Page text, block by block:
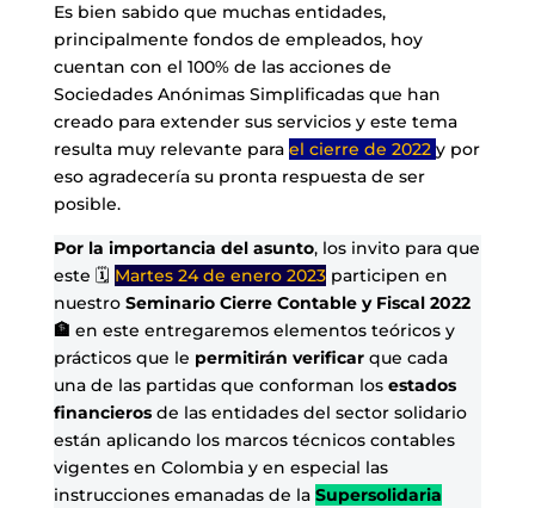
Es bien sabido que muchas entidades,
principalmente fondos de empleados, hoy
cuentan con el 100% de las acciones de
Sociedades Anónimas Simplificadas que han
creado para extender sus servicios y este tema
resulta muy relevante para el cierre de 2022 y por
eso agradecería su pronta respuesta de ser
posible.
Por la importancia del asunto, los invito para que
este 🗓️ Martes 24 de enero 2023participen en
nuestro Seminario Cierre Contable y Fiscal 2022
🏦 en este entregaremos elementos teóricos y
prácticos que le permitirán verificar que cada
una de las partidas que conforman los estados
financierosde las entidades del sector solidario
están aplicando los marcos técnicos contables
vigentes en Colombia y en especial las
instrucciones emanadas de la Supersolidaria